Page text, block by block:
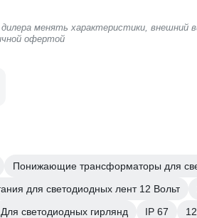
менять характеристики,
офертой
Понижающие трансформаторы для
для светодиодных лент 12 Вольт
Для светодиодных гирлянд IP 67